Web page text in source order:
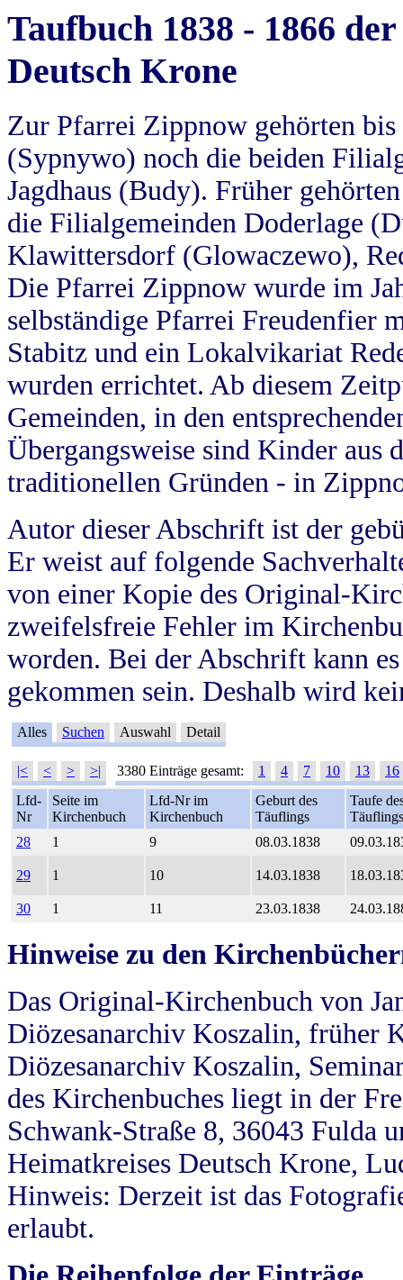
Taufbuch 1838 - 1866
Deutsch Krone
Zur Pfarrei Zippnow gehörten
(Sypnywo) noch die beiden
Jagdhaus (Budy). Früher
die Filialgemeinden Doderlage
Klawittersdorf (Glowaczewo),
Die Pfarrei Zippnow wurde im
selbständige Pfarrei Freudenfier
Stabitz und ein Lokalvikariat
wurden errichtet. Ab diesem
Gemeinden, in den
Übergangsweise sind Kinder aus
traditionellen Gründen - in
Autor dieser Abschrift ist der
Er weist auf folgende
von einer Kopie des Original-
zweifelsfreie Fehler im
worden. Bei der Abschrift kann
gekommen sein. Deshalb wird
Alles Suchen Auswahl Detail
|< < > >| 3380 Einträge gesamt: 1 4 7 10 13
16
Lfd-
Nr
Seite im
Kirchenbuch
Lfd-Nr im
Kirchenbuch
Geburt des
Täuflings
Taufe
Täuflings
28
1 9 08.03.1838
29 1 10 14.03.1838
30 1 11 23.03.1838
Hinweise zu den
Das Original-Kirchenbuch von
Diözesanarchiv Koszalin, früher
Diözesanarchiv Koszalin,
des Kirchenbuches liegt in der
Schwank-Straße 8, 36043 Fulda
Heimatkreises Deutsch Krone,
Hinweis: Derzeit ist das
erlaubt.